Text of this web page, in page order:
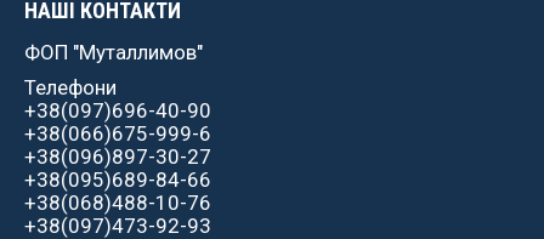
НАШІ КОНТАКТИ
ФОП "Муталлимов"
Телефони
+38(097)696-40-90
+38(066)675-999-6
+38(096)897-30-27
+38(095)689-84-66
+38(068)488-10-76
+38(097)473-92-93